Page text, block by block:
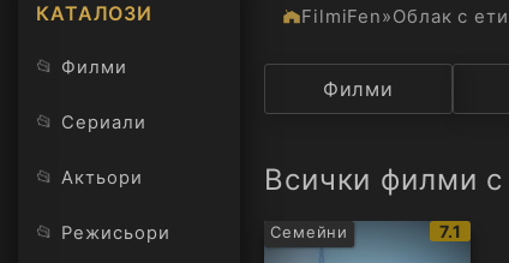
КАТАЛОЗИ
📂 Филми
📂 Сериали
📂 Актьори
📂 Режисьори
FilmiFen»Облак с
Категория
Филми
Всички филми
Семейни
IMDb
7.1